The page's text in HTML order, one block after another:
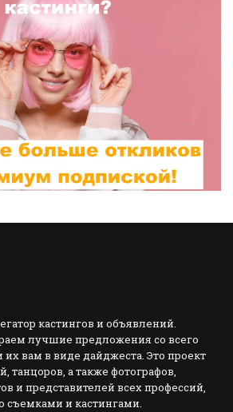
кастингов и объявлений.
лучшие предложения со всего
их вам в виде дайджеста. Это проект
танцоров, а также фотографов,
и представителей всех профессий,
съемками и кастингами.